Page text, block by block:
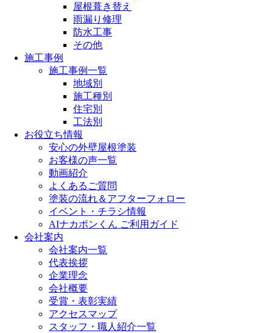
屋根葺き替え
雨漏り修理
防水工事
その他
施工事例
施工事例一覧
地域別
施工種別
住宅別
工法別
お役立ち情報
安心の外壁屋根塗装
お客様の声一覧
動画紹介
よくあるご質問
塗装の流れ＆アフターフォロー
イベント・チラシ情報
AIナカポンくん ご利用ガイド
会社案内
会社案内一覧
代表挨拶
企業理念
会社概要
受賞・表彰実績
アクセスマップ
スタッフ・職人紹介一覧